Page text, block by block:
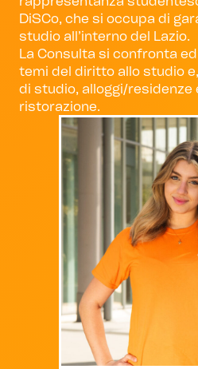
DiSCo, che si occupa di
studio all’interno del Lazio.
La Consulta si confronta
temi del diritto allo studio
di studio, alloggi/residenze
ristorazione.